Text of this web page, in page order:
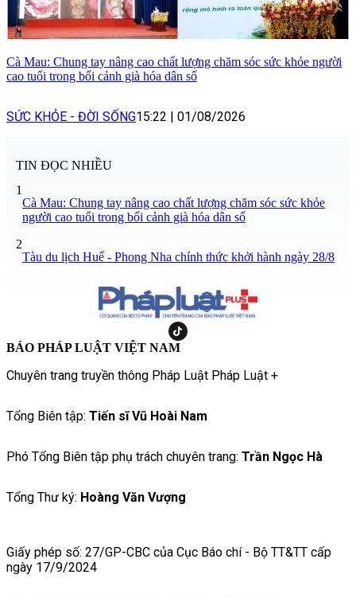
Cà Mau: Chung tay nâng cao chất lượng chăm sóc sức khỏe người
cao tuổi trong bối cảnh già hóa dân số
SỨC KHỎE - ĐỜI SỐNG15:22 01/08/2026
TIN ĐỌC NHIỀU
1
Cà Mau: Chung tay nâng cao chất lượng chăm sóc sức khỏe
người cao tuổi trong bối cảnh già hóa dân số
2
Tàu du lịch Huế - Phong Nha chính thức khởi hành ngày 28/8
BÁO PHÁP LUẬT VIỆT NAM
Chuyên trang truyền thông Pháp Luật Pháp Luật +
Tổng Biên tập: Tiến sĩ Vũ Hoài Nam
Phó Tổng Biên tập phụ trách chuyên trang: Trần Ngọc Hà
Tổng Thư ký: Hoàng Văn Vượng
Giấy phép số: 27/GP-CBC của Cục Báo chí - Bộ TT&TT cấp
ngày 17/9/2024